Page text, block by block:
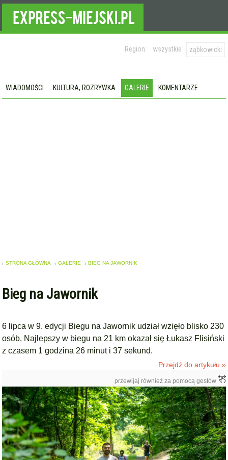
Region: wszystkie ząbkowicki
WIADOMOŚCI KULTURA, ROZRYWKA GALERIE KOMENTARZE
STRONA GŁÓWNA GALERIE BIEG NA JAWORNIK
Bieg na Jawornik
6 lipca w 9. edycji Biegu na Jawornik udział wzięło blisko 230
osób. Najlepszy w biegu na 21 km okazał się Łukasz Flisiński
z czasem 1 godzina 26 minut i 37 sekund.
Przejdź do artykułu »
przewijaj również za pomocą gestów